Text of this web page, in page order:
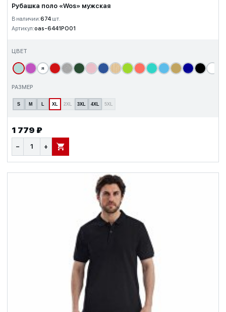
Рубашка поло «Wos» мужская
В наличии:674 шт.
Артикул:oas-6441PO01
ЦВЕТ
я
РАЗМЕР
S M XL 2XL 3XL 4XL 5XL
1 779 ₽
− + В КОРЗИНУ